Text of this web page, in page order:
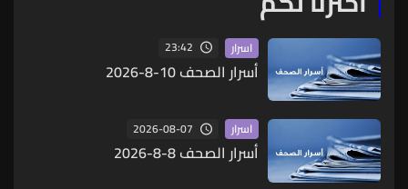
اسرار 23:42
أسرار الصحف 10-8-2026
اسرار 2026-08-07
أسرار الصحف 8-8-2026